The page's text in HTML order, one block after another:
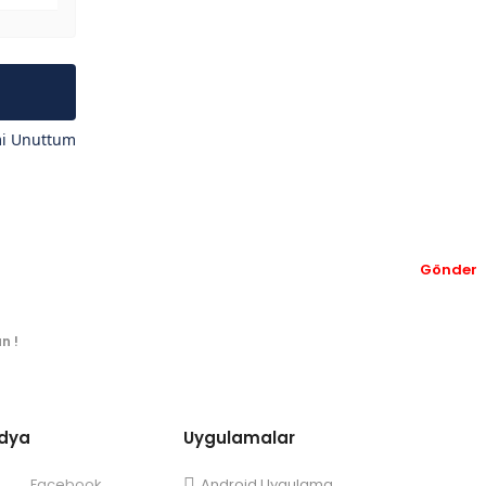
Unuttum
Gönder
!
Uygulamalar